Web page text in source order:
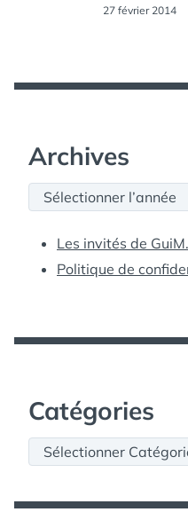
27 février 2014
Archives
Archives
Les invités de
Politique de
Catégories
Catégories